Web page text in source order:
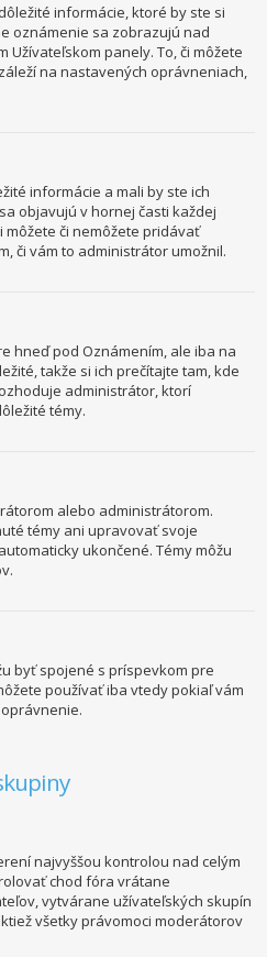
informácie, ktoré by ste si
oznámenie sa zobrazujú nad
Užívateľskom panely. To, či môžete
na nastavených oprávneniach,
informácie a mali by ste ich
objavujú v hornej časti každej
môžete či nemôžete pridávať
či vám to administrátor umožnil.
hneď pod Oznámením, ale iba na
takže si ich prečítajte tam, kde
administrátor, ktorí
témy.
alebo administrátorom.
témy ani upravovať svoje
ukončené. Témy môžu
byť spojené s príspevkom pre
používať iba vtedy pokiaľ vám
najvyššou kontrolou nad celým
chod fóra vrátane
vytvárane užívateľských skupín
všetky právomoci moderátorov